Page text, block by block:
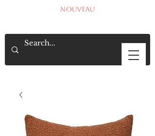
NOUVEAU